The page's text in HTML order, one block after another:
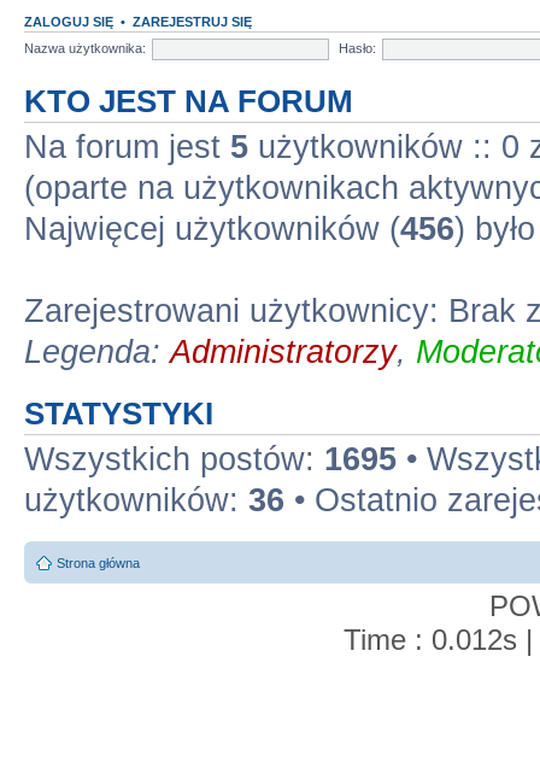
ZALOGUJ SIĘ • ZAREJESTRUJ SIĘ
Nazwa użytkownika:
Hasło:
KTO JEST NA FORUM
Na forum jest 5 użytkowników :: 0
(oparte na użytkownikach
Najwięcej użytkowników (456)
Zarejestrowani użytkownicy: Brak
Legenda:Administratorzy,
STATYSTYKI
Wszystkich postów: 1695 •
użytkowników: 36 • Ostatnio
Strona główna
Time : 0.012s